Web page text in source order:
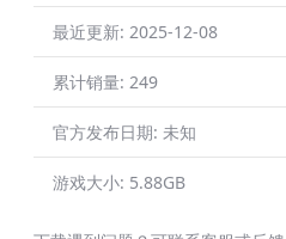
最近更新: 2025-12-08
累计销量: 249
官方发布日期: 未知
游戏大小: 5.88GB